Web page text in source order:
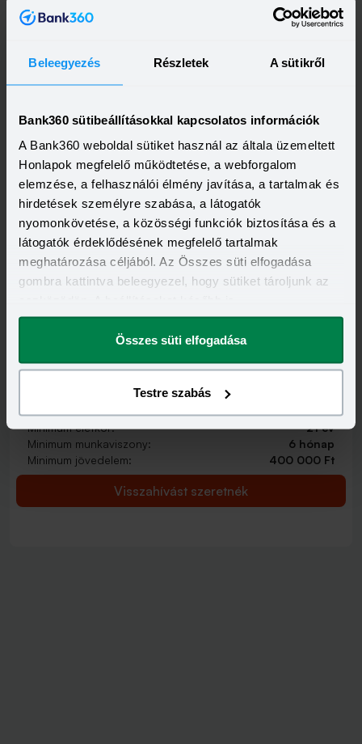
Beleegyezés Részletek A sütikről
Bank360 sütibeállításokkal kapcsolatos információk
A Bank360 weboldal sütiket használ az általa üzemeltett
Honlapok megfelelő működtetése, a webforgalom
elemzése, a felhasználói élmény javítása, a tartalmak és
hirdetések személyre szabása, a látogatók
nyomonkövetése, a közösségi funkciók biztosítása és a
látogatók érdeklődésének megfelelő tartalmak
meghatározása céljából. Az Összes süti elfogadása
gombra kattintva beleegyezel, hogy sütiket tároljunk az
megváltoztathatod.
Összes süti elfogadása
Testre szabás
500 000 - 15 000 000 Ft
13,20 - 21,10% 10,99 - 18,49%
KEDVEZMÉNY FELTÉTELEI
Minimum életkor:
21 év
Minimum munkaviszony:
Minimum jövedelem:
Visszahívást szeretnék
OTP Otthon Személyi Kölcsön
2 000 000 - 15 000 000 Ft
12,70 - 14,99% 9,99 - 13,49%
Minimum életkor:
21 év
Minimum munkaviszony:
6 hónap
Minimum jövedelem:
400 000 Ft
Visszahívást szeretnék